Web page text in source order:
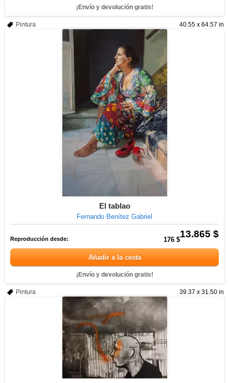
¡Envío y devolución gratis!
40.55 x 64.57 in
Pintura
El tablao
Fernando Benítez Gabriel
13.865 $
Reproducción desde: 176 $
Añadir a la cesta
¡Envío y devolución gratis!
39.37 x 31.50 in
Pintura